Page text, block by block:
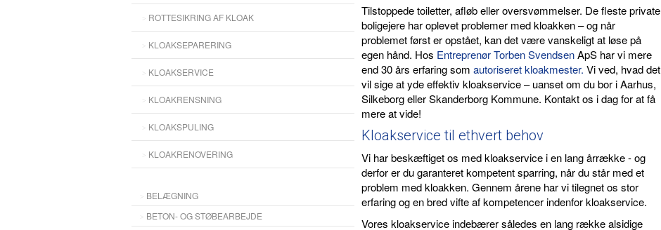
ROTTESIKRING AF KLOAK
KLOAKSEPARERING
KLOAKSERVICE
KLOAKRENSNING
KLOAKSPULING
KLOAKRENOVERING
BELÆGNING
BETON- OG STØBEARBEJDE
Tilstoppede toiletter, afløb eller oversvømmelser. De fleste private
boligejere har oplevet problemer med kloakken – og når
problemet først er opstået, kan det være vanskeligt at løse på
egen hånd. Hos Entreprenør Torben SvendsenApS har vi mere
end 30 års erfaring som autoriseret kloakmester. Vi ved, hvad det
vil sige at yde effektiv kloakservice – uanset om du bor i Aarhus,
Silkeborg eller Skanderborg Kommune. Kontakt os i dag for at få
mere at vide!
Kloakservice til ethvert behov
Vi har beskæftiget os med kloakservice i en lang årrække - og
derfor er du garanteret kompetent sparring, når du står med et
problem med kloakken. Gennem årene har vi tilegnet os stor
erfaring og en bred vifte af kompetencer indenfor kloakservice.
Vores kloakservice indebærer således en lang række alsidige